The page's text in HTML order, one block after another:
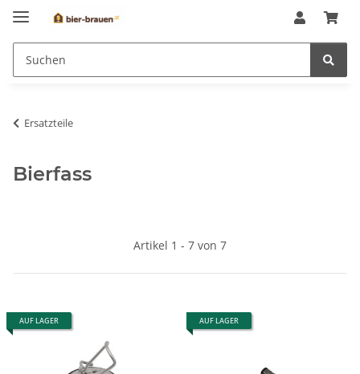
Ersatzteile
Bierfass
Artikel 1 - 7 von 7
AUF LAGER AUF LAGER